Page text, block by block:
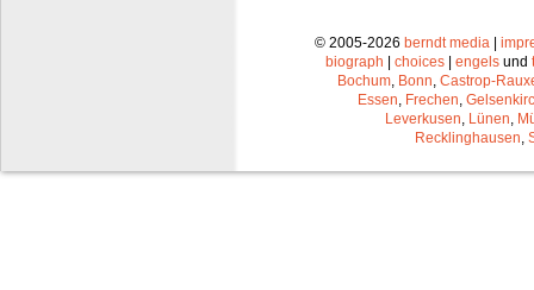
© 2005-2026 berndt media |
biograph | choices | engels und
Bochum Bonn Castrop-
Essen Frechen
Leverkusen Lünen
Recklinghausen